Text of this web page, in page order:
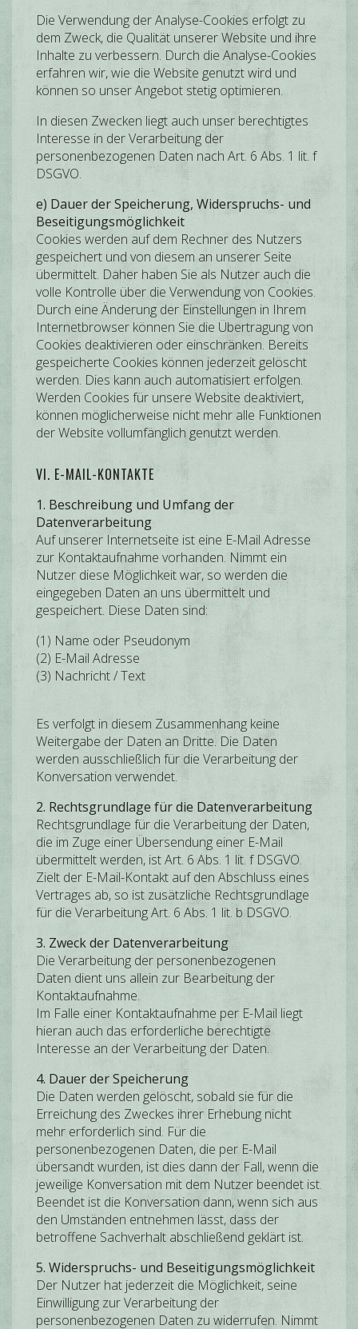
Die Verwendung der Analyse-Cookies erfolgt zu
dem Zweck, die Qualität unserer Website und ihre
Inhalte zu verbessern. Durch die Analyse-Cookies
erfahren wir, wie die Website genutzt wird und
können so unser Angebot stetig optimieren.
In diesen Zwecken liegt auch unser berechtigtes
Interesse in der Verarbeitung der
personenbezogenen Daten nach Art. 6 Abs. 1 lit. f
DSGVO.
e) Dauer der Speicherung, Widerspruchs- und
Beseitigungsmöglichkeit
Cookies werden auf dem Rechner des Nutzers
gespeichert und von diesem an unserer Seite
übermittelt. Daher haben Sie als Nutzer auch die
volle Kontrolle über die Verwendung von Cookies.
Durch eine Änderung der Einstellungen in Ihrem
Internetbrowser können Sie die Übertragung von
Cookies deaktivieren oder einschränken. Bereits
gespeicherte Cookies können jederzeit gelöscht
werden. Dies kann auch automatisiert erfolgen.
Werden Cookies für unsere Website deaktiviert,
können möglicherweise nicht mehr alle Funktionen
der Website vollumfänglich genutzt werden.
VI. E-MAIL-KONTAKTE
1. Beschreibung und Umfang der
Datenverarbeitung
Auf unserer Internetseite ist eine E-Mail Adresse
zur Kontaktaufnahme vorhanden. Nimmt ein
Nutzer diese Möglichkeit war, so werden die
eingegeben Daten an uns übermittelt und
gespeichert. Diese Daten sind:
(1) Name oder Pseudonym
(2) E-Mail Adresse
(3) Nachricht / Text
Es verfolgt in diesem Zusammenhang keine
Weitergabe der Daten an Dritte. Die Daten
werden ausschließlich für die Verarbeitung der
Konversation verwendet.
2. Rechtsgrundlage für die Datenverarbeitung
Rechtsgrundlage für die Verarbeitung der Daten,
die im Zuge einer Übersendung einer E-Mail
übermittelt werden, ist Art. 6 Abs. 1 lit. f DSGVO.
Zielt der E-Mail-Kontakt auf den Abschluss eines
Vertrages ab, so ist zusätzliche Rechtsgrundlage
für die Verarbeitung Art. 6 Abs. 1 lit. b DSGVO.
3. Zweck der Datenverarbeitung
Die Verarbeitung der personenbezogenen
Daten dient uns allein zur Bearbeitung der
Kontaktaufnahme.
Im Falle einer Kontaktaufnahme per E-Mail liegt
hieran auch das erforderliche berechtigte
Interesse an der Verarbeitung der Daten.
4. Dauer der Speicherung
Die Daten werden gelöscht, sobald sie für die
Erreichung des Zweckes ihrer Erhebung nicht
mehr erforderlich sind. Für die
personenbezogenen Daten, die per E-Mail
übersandt wurden, ist dies dann der Fall, wenn die
jeweilige Konversation mit dem Nutzer beendet ist.
Beendet ist die Konversation dann, wenn sich aus
den Umständen entnehmen lässt, dass der
betroffene Sachverhalt abschließend geklärt ist.
5. Widerspruchs- und Beseitigungsmöglichkeit
Der Nutzer hat jederzeit die Möglichkeit, seine
Einwilligung zur Verarbeitung der
personenbezogenen Daten zu widerrufen. Nimmt